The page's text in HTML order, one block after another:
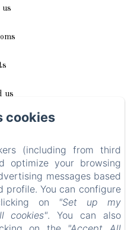
us
us
site
cookies
(including from third
optimize your browsing
messages based
profile. You can configure
on
"Set up my
cookies". You can also